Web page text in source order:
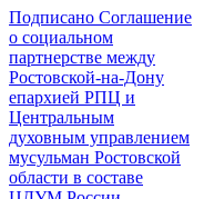
Подписано Соглашение
о социальном
партнерстве между
Ростовской-на-Дону
епархией РПЦ и
Центральным
духовным управлением
мусульман Ростовской
области в составе